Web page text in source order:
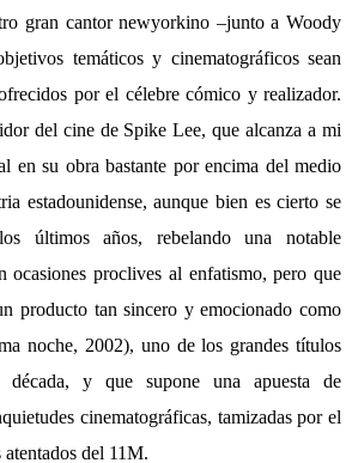
gran cantor newyorkino –junto a Woody
temáticos y cinematográficos sean
por el célebre cómico y realizador.
del cine de Spike Lee, que alcanza a mi
en su obra bastante por encima del medio
estadounidense, aunque bien es cierto se
últimos años, rebelando una notable
ocasiones proclives al enfatismo, pero que
producto tan sincero y emocionado como
noche, 2002), uno de los grandes títulos
y que supone una apuesta de
cinematográficas, tamizadas por el
del 11M.